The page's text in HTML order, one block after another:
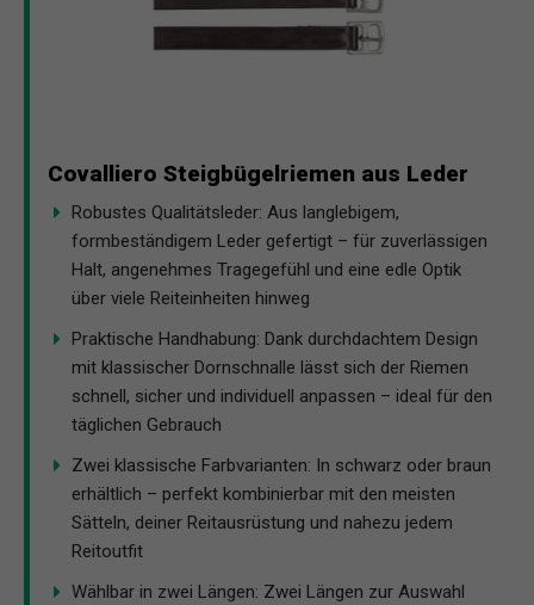
Covalliero Steigbügelriemen aus Leder
Robustes Qualitätsleder: Aus langlebigem,
formbeständigem Leder gefertigt – für zuverlässigen
Halt, angenehmes Tragegefühl und eine edle Optik
über viele Reiteinheiten hinweg
Praktische Handhabung: Dank durchdachtem Design
mit klassischer Dornschnalle lässt sich der Riemen
schnell, sicher und individuell anpassen – ideal für den
täglichen Gebrauch
Zwei klassische Farbvarianten: In schwarz oder braun
erhältlich – perfekt kombinierbar mit den meisten
Sätteln, deiner Reitausrüstung und nahezu jedem
Reitoutfit
Wählbar in zwei Längen: Zwei Längen zur Auswahl